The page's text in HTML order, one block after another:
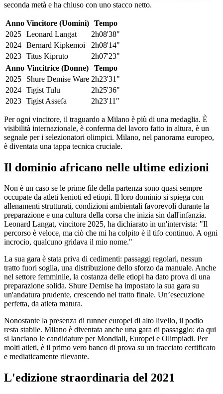
seconda metà e ha chiuso con uno stacco netto.
Anno Vincitore (Uomini) Tempo
2025 Leonard Langat
2h08'38"
2024 Bernard Kipkemoi
2h08'14"
2023 Titus Kipruto
2h07'23"
Anno Vincitrice (Donne)
Tempo
2025
Shure Demise Ware 2h23'31"
2024 Tigist Tulu
2h25'36"
2023 Tigist Assefa 2h23'11"
Per ogni vincitore, il traguardo a Milano è più di una medaglia. È
visibilità internazionale, è conferma del lavoro fatto in altura, è un
segnale per i selezionatori olimpici. Milano, nel panorama europeo,
è diventata una tappa tecnica cruciale.
Il dominio africano nelle ultime edizioni
Non è un caso se le prime file della partenza sono quasi sempre
occupate da atleti kenioti ed etiopi. Il loro dominio si spiega con
allenamenti strutturati, condizioni ambientali favorevoli durante la
preparazione e una cultura della corsa che inizia sin dall'infanzia.
Leonard Langat, vincitore 2025, ha dichiarato in un'intervista: "Il
percorso è veloce, ma ciò che mi ha colpito è il tifo continuo. A ogni
incrocio, qualcuno gridava il mio nome."
La sua gara è stata priva di cedimenti: passaggi regolari, nessun
tratto fuori soglia, una distribuzione dello sforzo da manuale. Anche
nel settore femminile, la costanza delle etiopi ha dato prova di una
preparazione solida. Shure Demise ha impostato la sua gara su
un'andatura prudente, crescendo nel tratto finale. Un’esecuzione
perfetta, da atleta matura.
Nonostante la presenza di runner europei di alto livello, il podio
resta stabile. Milano è diventata anche una gara di passaggio: da qui
si lanciano le candidature per Mondiali, Europei e Olimpiadi. Per
molti atleti, è il primo vero banco di prova su un tracciato certificato
e mediaticamente rilevante.
L'edizione straordinaria del 2021